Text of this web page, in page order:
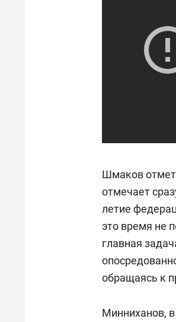
Шмаков
отмечает
летие
это время не
главная
обращаясь к
Минниханов,